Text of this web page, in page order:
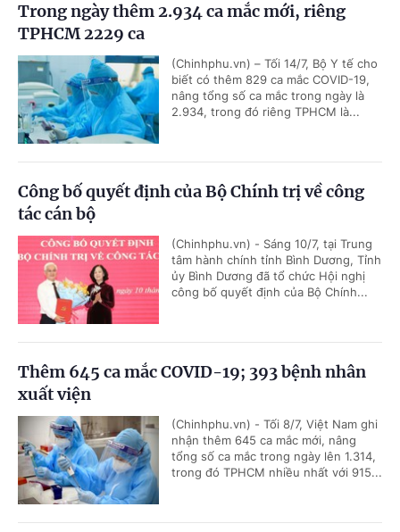
Trong ngày thêm 2.934 ca mắc mới, riêng
TPHCM 2229 ca
(Chinhphu.vn) – Tối 14/7, Bộ Y tế cho
biết có thêm 829 ca mắc COVID-19,
nâng tổng số ca mắc trong ngày là
2.934, trong đó riêng TPHCM là...
Công bố quyết định của Bộ Chính trị về công
tác cán bộ
(Chinhphu.vn) - Sáng 10/7, tại Trung
tâm hành chính tỉnh Bình Dương, Tỉnh
ủy Bình Dương đã tổ chức Hội nghị
công bố quyết định của Bộ Chính...
Thêm 645 ca mắc COVID-19; 393 bệnh nhân
xuất viện
(Chinhphu.vn) - Tối 8/7, Việt Nam ghi
nhận thêm 645 ca mắc mới, nâng
tổng số ca mắc trong ngày lên 1.314,
trong đó TPHCM nhiều nhất với 915...